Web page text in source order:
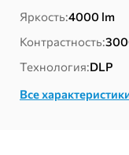
Яркость:4000 lm
Контрастность:
Технология:DLP
Все